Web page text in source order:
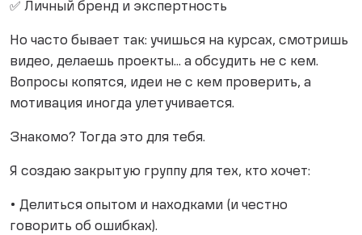
✅ Личный бренд и экспертность
Но часто бывает так: учишься на курсах, смотришь
видео, делаешь проекты... а обсудить не с кем.
Вопросы копятся, идеи не с кем проверить, а
мотивация иногда улетучивается.
Знакомо? Тогда это для тебя.
Я создаю закрытую группу для тех, кто хочет:
• Делиться опытом и находками (и честно
говорить об ошибках).